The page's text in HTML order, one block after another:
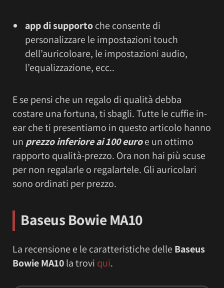
app di supportoche consente di
personalizzare le impostazioni touch
dell’auricoloare, le impostazioni audio,
l’equalizzazione, ecc..
E se pensi che un regalo di qualità debba
costare una fortuna, ti sbagli. Tutte le cuffie in-
ear che ti presentiamo in questo articolo hanno
un prezzo inferiore ai 100 euroe un ottimo
rapporto qualità-prezzo. Ora non hai più scuse
per non regalarle o regalartele. Gli auricolari
sono ordinati per prezzo.
Baseus Bowie MA10
La recensione e le caratteristiche delle Baseus
Bowie MA10la trovi qui.